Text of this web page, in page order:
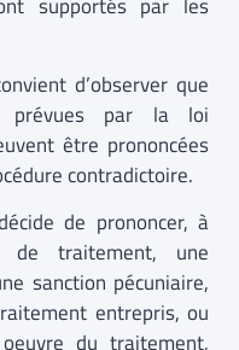
supportés par les
d’observer que
prévues par la loi
être prononcées
contradictoire.
de prononcer, à
de traitement, une
sanction pécuniaire,
entrepris, ou
du traitement,